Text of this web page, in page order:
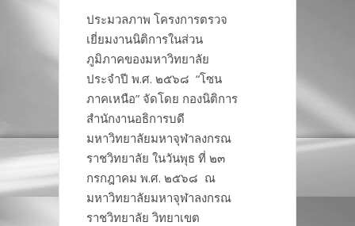
ประมวลภาพ โครงการตรวจ
เยี่ยมงานนิติการในส่วน
ภูมิภาคของมหาวิทยาลัย
ประจำปี พ.ศ. ๒๕๖๘ “โซน
ภาคเหนือ” จัดโดย กองนิติการ
สำนักงานอธิการบดี
มหาวิทยาลัยมหาจุฬาลงกรณ
ราชวิทยาลัย ในวันพุธ ที่ ๒๓
กรกฎาคม พ.ศ. ๒๕๖๘ ณ
มหาวิทยาลัยมหาจุฬาลงกรณ
ราชวิทยาลัย วิทยาเขต